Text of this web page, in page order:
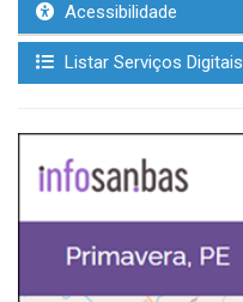
Acessibilidade
Listar Serviços Digitais